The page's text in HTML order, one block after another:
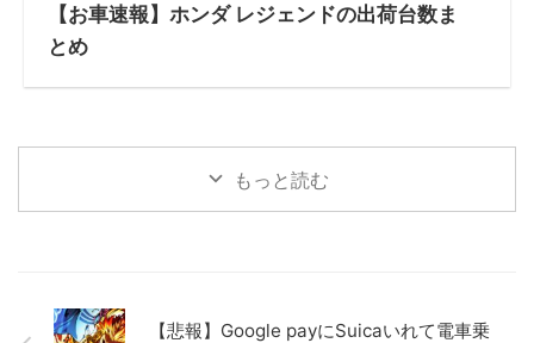
【お車速報】ホンダ レジェンドの出荷台数ま
とめ
もっと読む
【悲報】Google payにSuicaいれて電車乗